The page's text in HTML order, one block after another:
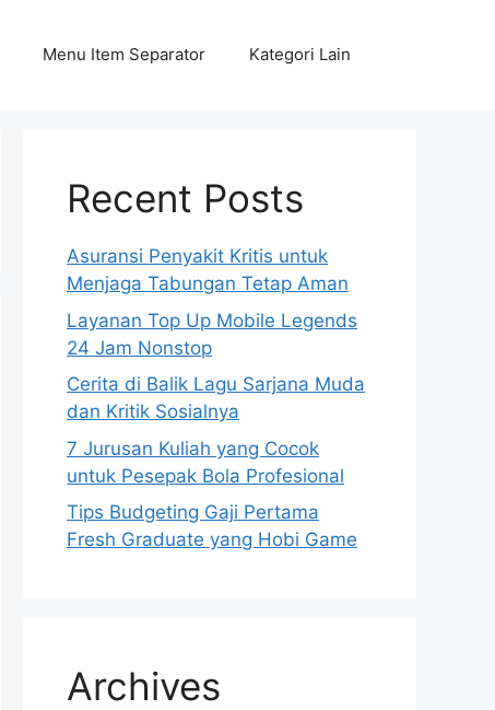
Menu Item Separator Kategori Lain
Recent Posts
Asuransi Penyakit Kritis untuk
Menjaga Tabungan Tetap Aman
Layanan Top Up Mobile Legends
24 Jam Nonstop
Cerita di Balik Lagu Sarjana Muda
dan Kritik Sosialnya
7 Jurusan Kuliah yang Cocok
untuk Pesepak Bola Profesional
Tips Budgeting Gaji Pertama
Fresh Graduate yang Hobi Game
Archives